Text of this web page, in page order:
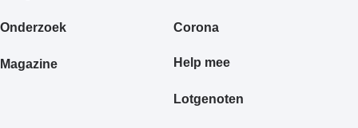
Onderzoek Corona
Magazine Help mee
Lotgenoten